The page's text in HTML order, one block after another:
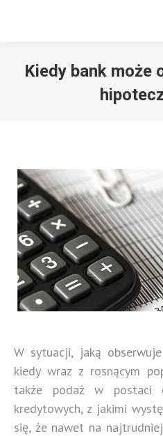
Kiedy bank może
W sytuacji, jaką
kiedy wraz z rosnącym
także podaż w postaci
kredytowych, z jakimi
się, że nawet na